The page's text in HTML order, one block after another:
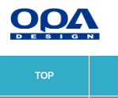
TOP